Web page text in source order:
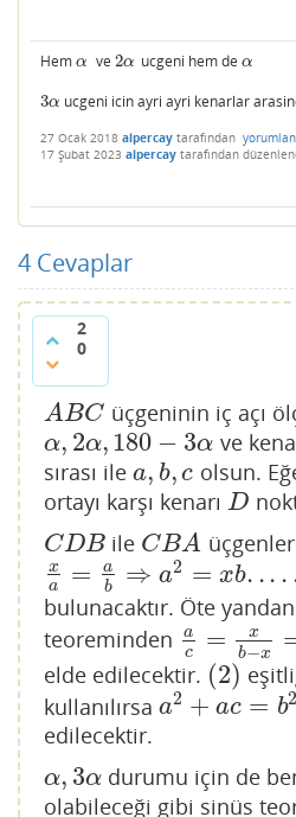
Hem α
α ve 2α
2α ucgeni hem deα
α
3α
3α ucgeni icin ayri ayri kenarlar
27 Ocak 2018 alpercay tarafından
17 Şubat 2023 alpercay tarafından
4 Cevaplar
2
0
ABC
ABC üçgeninin iç açı
α, 2α,180 − 3α
α,2 α,180−3α
ve
sırası ile a, b, c
a,b,c olsun.
ortayı karşı kenarı D
D
CDB
CDB ile CBA
CBA
x
a
=
a
b
⇒ a2 = xb. .. .
xa =a b⇒ a2= xb. .... (1)
bulunacaktır. Öte
teoreminden
a
c
=
x
b−x
ac =xb−x⇒ x
elde edilecektir. (2)
(2)
kullanılırsa a2 + ac = b2
a2 +ac=b 2
edilecektir.
α, 3α
α,3 α
durumu için de
olabileceği gibi sinüs